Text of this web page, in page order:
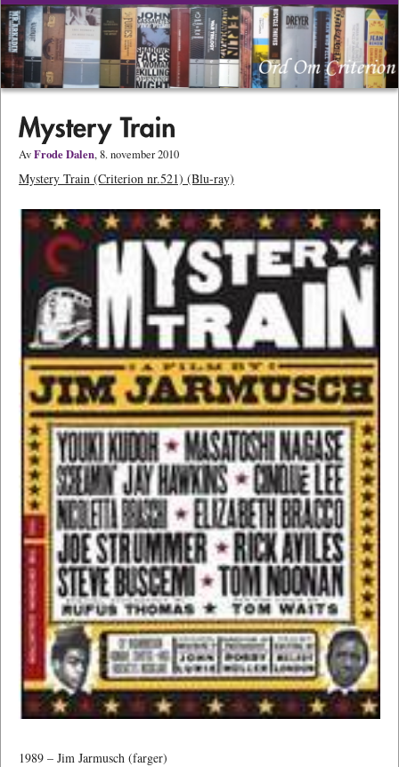
AvFrode Dalen, 8. november 2010
Mystery Train (Criterion nr.521) (Blu-ray)
1989 – Jim Jarmusch (farger)